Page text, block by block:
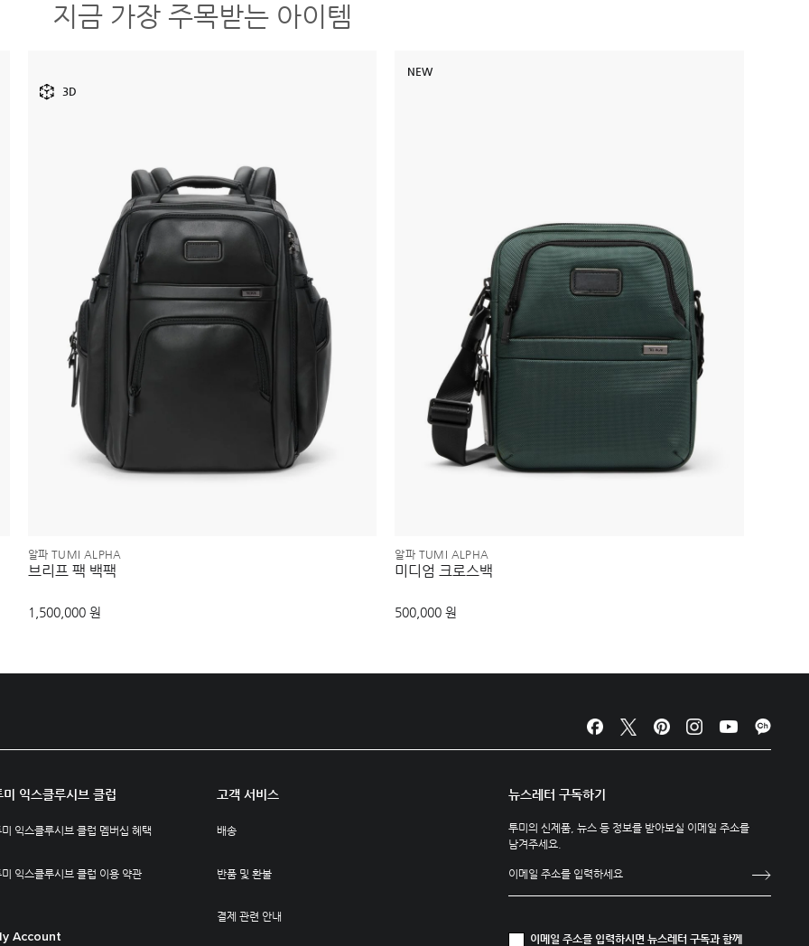
지금 가장 주목받는 아이템
3D
알파 TUMI ALPHA
브리프 팩 백팩
1,500,000 원
NEW
알파 TUMI ALPHA
미디엄 크로스백
500,000 원
미 익스클루시브 클럽
익스클루시브 클럽 멤버십 혜택
익스클루시브 클럽 이용 약관
Account
고객 서비스
배송
반품 및 환불
결제 관련 안내
뉴스레터 구독하기
투미의 신제품, 뉴스 등 정보를 받아보실 이메일 주소를
남겨주세요.
이메일 주소를 입력하시면 뉴스레터 구독과 함께